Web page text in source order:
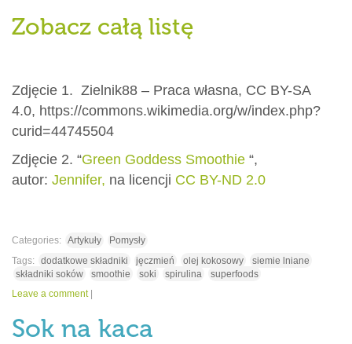
Zobacz całą listę
Zdjęcie 1. Zielnik88 – Praca własna, CC BY-SA
4.0, https://commons.wikimedia.org/w/index.php?
curid=44745504
Zdjęcie 2. “Green Goddess Smoothie “,
autor: Jennifer, na licencji CC BY-ND 2.0
Categories: Artykuły
Pomysły
Tags: dodatkowe składniki jęczmień olej kokosowy
siemie lniane
składniki soków
smoothie soki spirulina
superfoods
Leave a comment |
Sok na kaca